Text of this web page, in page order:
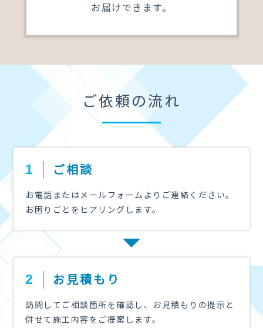
お届けできます。
ご依頼の流れ
1 ご相談
お電話またはメールフォームよりご連絡ください。
お困りごとをヒアリングします。
2 お見積もり
訪問してご相談箇所を確認し、お見積もりの提示と
併せて施工内容をご提案します。